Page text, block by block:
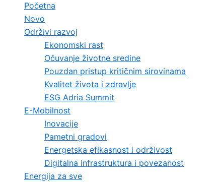
Početna
Novo
Održivi razvoj
Ekonomski rast
Očuvanje životne sredine
Pouzdan pristup kritičnim sirovinama
Kvalitet života i zdravlje
ESG Adria Summit
E-Mobilnost
Inovacije
Pametni gradovi
Energetska efikasnost i održivost
Digitalna infrastruktura i povezanost
Energija za sve